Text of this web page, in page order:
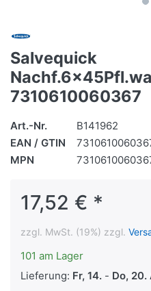
Salvequick
7310610060367
Art.-Nr.
B141962
EAN / GTIN
MPN
17,52 € *
zzgl. MwSt. (19%) zzgl.
101 am Lager
Lieferung: Fr, 14. - Do, 20.